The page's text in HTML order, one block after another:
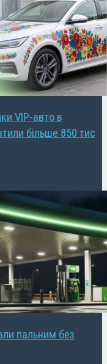
VIP-авто в
більше 850 тис
пальним без